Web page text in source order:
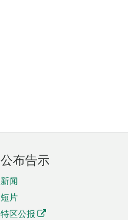
公布告示
新闻
短片
特区公报